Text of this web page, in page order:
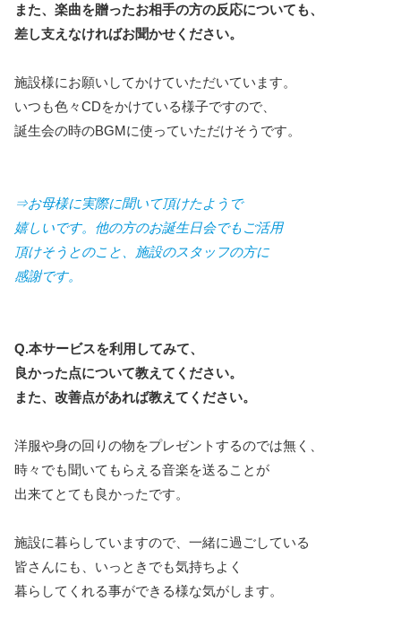
また、楽曲を贈ったお相手の方の反応についても、
差し支えなければお聞かせください。
施設様にお願いしてかけていただいています。
いつも色々CDをかけている様子ですので、
誕生会の時のBGMに使っていただけそうです。
⇒お母様に実際に聞いて頂けたようで
嬉しいです。他の方のお誕生日会でもご活用
頂けそうとのこと、施設のスタッフの方に
感謝です。
Q.本サービスを利用してみて、
良かった点について教えてください。
また、改善点があれば教えてください。
洋服や身の回りの物をプレゼントするのでは無く、
時々でも聞いてもらえる音楽を送ることが
出来てとても良かったです。
施設に暮らしていますので、一緒に過ごしている
皆さんにも、いっときでも気持ちよく
暮らしてくれる事ができる様な気がします。